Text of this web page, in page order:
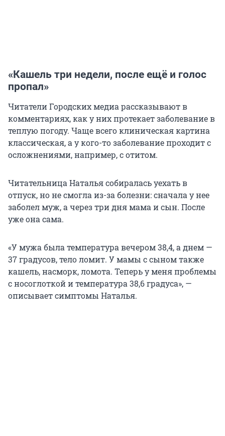
«Кашель три недели, после ещё и голос
пропал»
Читатели Городских медиа рассказывают в
комментариях, как у них протекает заболевание в
теплую погоду. Чаще всего клиническая картина
классическая, а у кого-то заболевание проходит с
осложнениями, например, с отитом.
Читательница Наталья собиралась уехать в
отпуск, но не смогла из-за болезни: сначала у нее
заболел муж, а через три дня мама и сын. После
уже она сама.
«У мужа была температура вечером 38,4, а днем —
37 градусов, тело ломит. У мамы с сыном также
кашель, насморк, ломота. Теперь у меня проблемы
с носоглоткой и температура 38,6 градуса», —
описывает симптомы Наталья.